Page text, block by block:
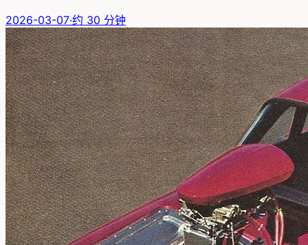
2026-03-07·约 30 分钟